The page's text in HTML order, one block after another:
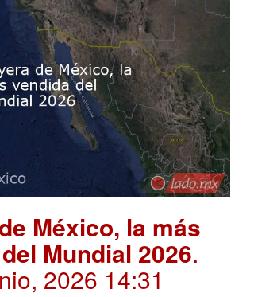
México, la más
Mundial 2026.
2026 14:31